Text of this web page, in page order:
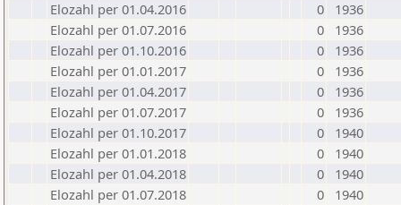
Elozahl per 01.04.2016
0
1936
Elozahl per 01.07.2016
0
1936
Elozahl per 01.10.2016
0
1936
Elozahl per 01.01.2017
0
1936
Elozahl per 01.04.2017
0
1936
Elozahl per 01.07.2017
0
1936
Elozahl per 01.10.2017
0
1940
Elozahl per 01.01.2018
0
1940
Elozahl per 01.04.2018
0
1940
Elozahl per 01.07.2018
0
1940